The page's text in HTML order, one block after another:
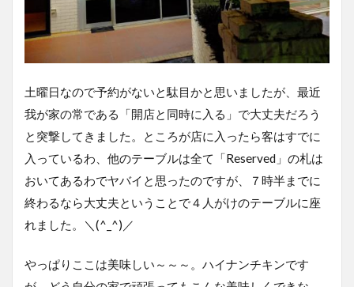
土曜日なので予約がないと駄目かと思いましたが、最近
我が家の常である「開店と同時に入る」で大丈夫だろう
と突撃してきました。ところが店に入ったら客はすでに
入っているわ、他のテーブルは全て「Reserved」の札は
おいてあるわでヤバイと思ったのですが、７時半までに
終わるなら大丈夫ということで４人がけのテーブルに座
れました。＼(^_^)／
やっぱりここは美味しい～～～。ハイナンチキンです